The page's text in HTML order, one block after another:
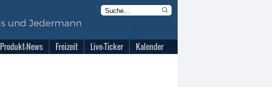
Produkt-News Freizeit Live-Ticker Kalender